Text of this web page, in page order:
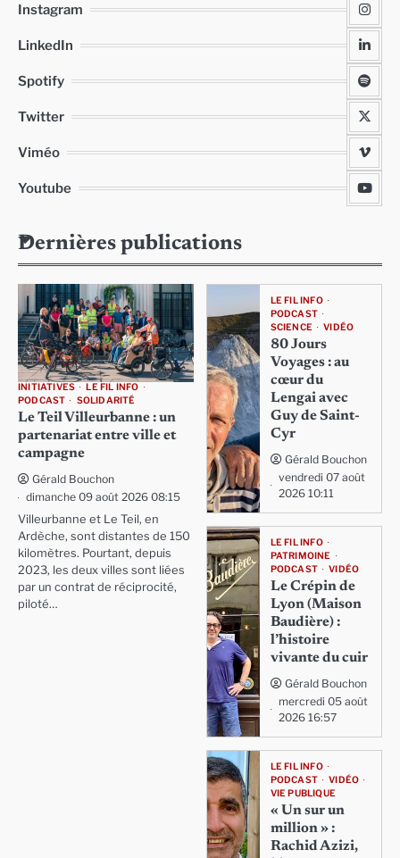
Instagram
LinkedIn
Spotify
Twitter
Viméo
Youtube
Dernières publications
INITIATIVES
LE FIL INFO
PODCAST
SOLIDARITÉ
Le Teil Villeurbanne : un
partenariat entre ville et
campagne
Gérald Bouchon
dimanche 09 août 2026 08:15
Villeurbanne et Le Teil, en
Ardèche, sont distantes de 150
kilomètres. Pourtant, depuis
2023, les deux villes sont liées
par un contrat de réciprocité,
piloté…
LE FIL INFO
PODCAST
SCIENCE
VIDÉO
80 Jours
Voyages : au
cœur du
Lengai avec
Guy de Saint-
Cyr
Gérald Bouchon
vendredi 07 août
2026 10:11
LE FIL INFO
PATRIMOINE
PODCAST
VIDÉO
Le Crépin de
Lyon (Maison
Baudière) :
l’histoire
vivante du cuir
Gérald Bouchon
mercredi 05 août
2026 16:57
LE FIL INFO
PODCAST
VIDÉO
VIE PUBLIQUE
« Un sur un
million » :
Rachid Azizi,